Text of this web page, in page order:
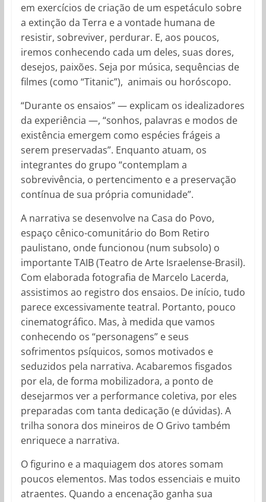
em exercícios de criação de um espetáculo sobre
a extinção da Terra e a vontade humana de
resistir, sobreviver, perdurar. E, aos poucos,
iremos conhecendo cada um deles, suas dores,
desejos, paixões. Seja por música, sequências de
filmes (como “Titanic”), animais ou horóscopo.
“Durante os ensaios” — explicam os idealizadores
da experiência —, “sonhos, palavras e modos de
existência emergem como espécies frágeis a
serem preservadas”. Enquanto atuam, os
integrantes do grupo “contemplam a
sobrevivência, o pertencimento e a preservação
contínua de sua própria comunidade”.
A narrativa se desenvolve na Casa do Povo,
espaço cênico-comunitário do Bom Retiro
paulistano, onde funcionou (num subsolo) o
importante TAIB (Teatro de Arte Israelense-Brasil).
Com elaborada fotografia de Marcelo Lacerda,
assistimos ao registro dos ensaios. De início, tudo
parece excessivamente teatral. Portanto, pouco
cinematográfico. Mas, à medida que vamos
conhecendo os “personagens” e seus
sofrimentos psíquicos, somos motivados e
seduzidos pela narrativa. Acabaremos fisgados
por ela, de forma mobilizadora, a ponto de
desejarmos ver a performance coletiva, por eles
preparadas com tanta dedicação (e dúvidas). A
trilha sonora dos mineiros de O Grivo também
enriquece a narrativa.
O figurino e a maquiagem dos atores somam
poucos elementos. Mas todos essenciais e muito
atraentes. Quando a encenação ganha sua